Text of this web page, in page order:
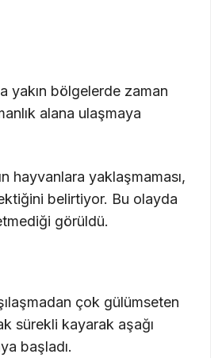
yakın bölgelerde zaman
alana ulaşmaya
hayvanlara yaklaşmaması,
belirtiyor. Bu olayda
görüldü.
çok gülümseten
sürekli kayarak aşağı
başladı.